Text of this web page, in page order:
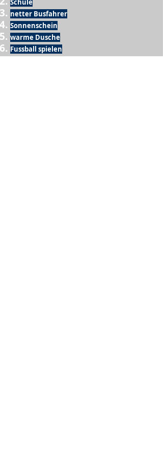
Schule
netter Busfahrer
Sonnenschein
warme Dusche
Fussball spielen